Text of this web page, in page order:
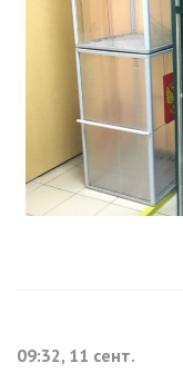
09:32, 11 сент.